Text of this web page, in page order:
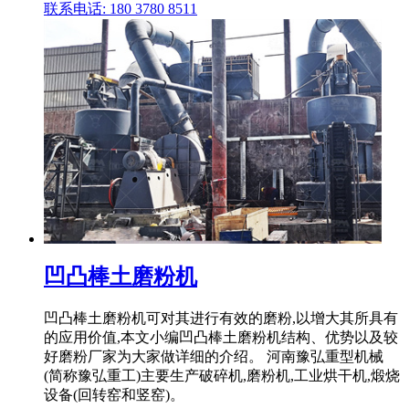
联系电话: 180 3780 8511
凹凸棒土磨粉机
凹凸棒土磨粉机可对其进行有效的磨粉,以增大其所具有
的应用价值,本文小编凹凸棒土磨粉机结构、优势以及较
好磨粉厂家为大家做详细的介绍。 河南豫弘重型机械
(简称豫弘重工)主要生产破碎机,磨粉机,工业烘干机,煅烧
设备(回转窑和竖窑)。